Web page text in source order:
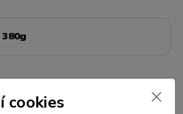
380g
cookies